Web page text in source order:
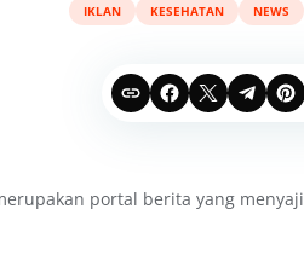
IKLAN KESEHATAN NEWS
portal berita yang